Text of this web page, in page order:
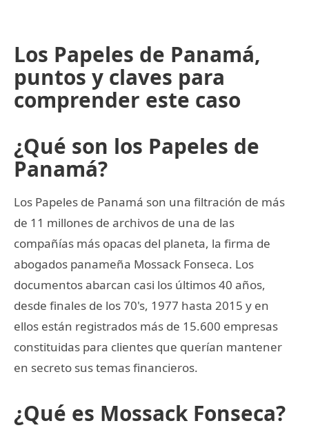
Los Papeles de Panamá,
puntos y claves para
comprender este caso
¿Qué son los Papeles de
Panamá?
Los Papeles de Panamá son una filtración de más
de 11 millones de archivos de una de las
compañías más opacas del planeta, la firma de
abogados panameña Mossack Fonseca. Los
documentos abarcan casi los últimos 40 años,
desde finales de los 70's, 1977 hasta 2015 y en
ellos están registrados más de 15.600 empresas
constituidas para clientes que querían mantener
en secreto sus temas financieros.
¿Qué es Mossack Fonseca?